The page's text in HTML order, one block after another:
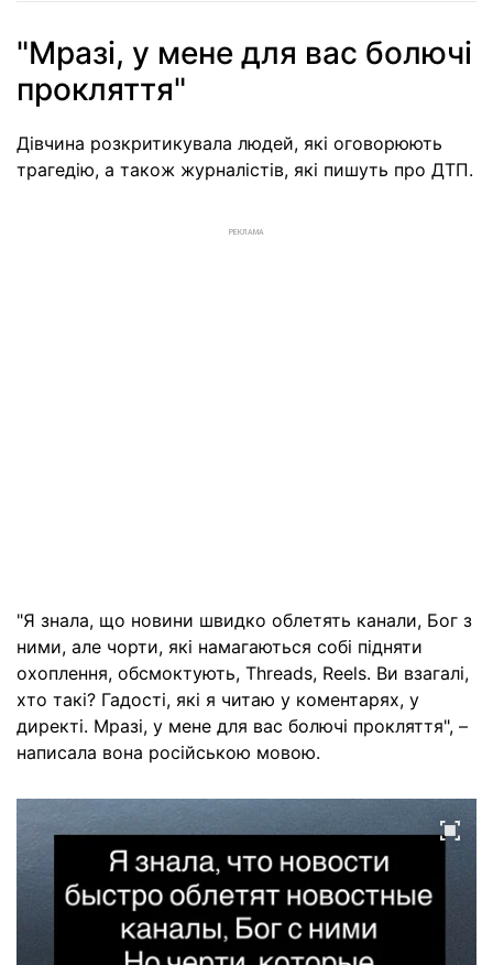
"Мразі, у мене для вас болючі
прокляття"
Дівчина розкритикувала людей, які оговорюють
трагедію, а також журналістів, які пишуть про ДТП.
РЕКЛАМА
"Я знала, що новини швидко облетять канали, Бог з
ними, але чорти, які намагаються собі підняти
охоплення, обсмоктують, Threads, Reels. Ви взагалі,
хто такі? Гадості, які я читаю у коментарях, у
директі. Мразі, у мене для вас болючі прокляття", –
написала вона російською мовою.